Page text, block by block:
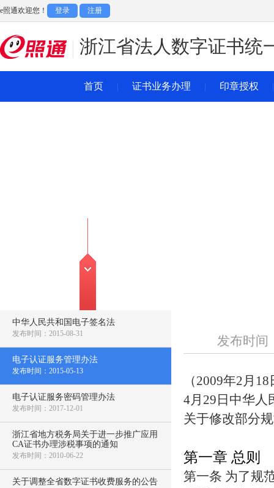
e照通欢迎您！ 登录 注册
浙江省法人数字证书统
首页 证书业务办理 印章授权
中华人民共和国电子签名法
发布时间：2015-08-31
电子认证服务管理办法
发布时间：2015-05-13
电子认证服务密码管理办法
发布时间：2017-12-01
浙江省地方税务局关于进一步推广应用
CA证书办理涉税事项的通知
发布时间：2010-06-22
关于调整全省数字证书收费服务的公告
发布时间
（2009年2月
4月29日中华人
关于修改部分
第一章 总则
第一条 为了规